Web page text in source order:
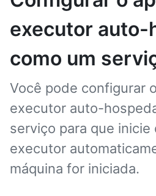
executor auto-
como um
Você pode configurar
executor auto-
serviço para que inicie
executor
máquina for iniciada.